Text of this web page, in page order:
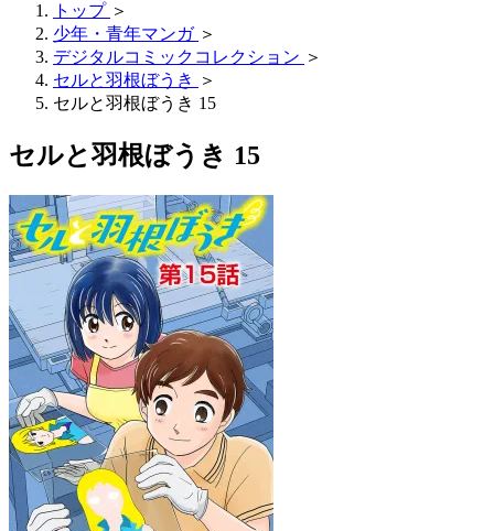
トップ ＞
少年・青年マンガ ＞
デジタルコミックコレクション ＞
セルと羽根ぼうき
＞
セルと羽根ぼうき 15
セルと羽根ぼうき 15